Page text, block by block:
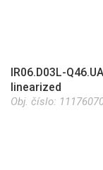
IR06.D03L-
linearized
Obj. číslo: